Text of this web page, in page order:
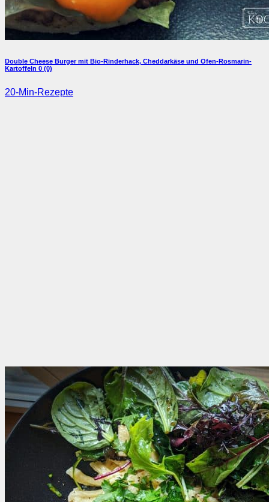
Double Cheese Burger mit Bio-Rinderhack, Cheddarkäse und Ofen-Rosmarin-
Kartoffeln 0 (0)
20-Min-Rezepte